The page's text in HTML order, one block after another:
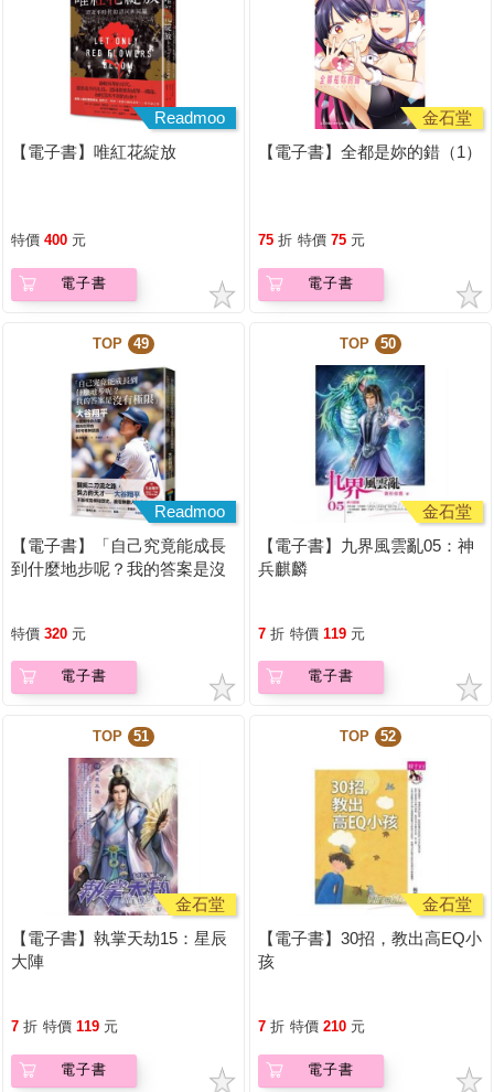
Readmoo
【電子書】唯紅花綻放
特價 400 元
電子書
金石堂
【電子書】全都是妳的錯（1）
75 折 特價 75 元
電子書
TOP 49
Readmoo
【電子書】「自己究竟能成長
到什麼地步呢？我的答案是沒
特價 320 元
電子書
TOP 50
金石堂
【電子書】九界風雲亂05：神
兵麒麟
7 折 特價 119 元
電子書
TOP 51
金石堂
【電子書】執掌天劫15：星辰
大陣
7 折 特價 119 元
電子書
TOP 52
金石堂
【電子書】30招，教出高EQ小
孩
7 折 特價 210 元
電子書